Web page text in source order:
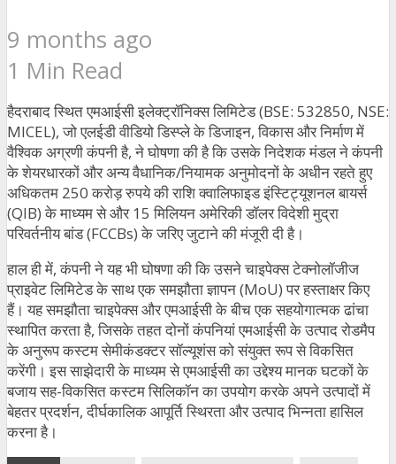
9 months ago
1 Min Read
हैदराबाद स्थित एमआईसी इलेक्ट्रॉनिक्स लिमिटेड (BSE: 532850, NSE:
MICEL), जो एलईडी वीडियो डिस्प्ले के डिजाइन, विकास और निर्माण में
वैश्विक अग्रणी कंपनी है, ने घोषणा की है कि उसके निदेशकमंडल ने कंपनी
के शेयरधारकों और अन्य वैधानिक/नियामक अनुमोदनों के अधीन रहते हुए
अधिकतम 250 करोड़ रुपये की राशि क्वालिफाइड इंस्टिट्यूशनल बायर्स
(QIB) के माध्यम से और 15 मिलियन अमेरिकी डॉलर विदेशी मुद्रा
परिवर्तनीय बांड (FCCBs) के जरिए जुटाने की मंजूरी दी है।
हाल ही में, कंपनी ने यह भी घोषणा की कि उसने चाइपेक्स टेक्नोलॉजीज
प्राइवेट लिमिटेड के साथ एक समझौता ज्ञापन (MoU) पर हस्ताक्षर किए
हैं। यह समझौता चाइपेक्स और एमआईसी के बीच एक सहयोगात्मक ढांचा
स्थापित करता है, जिसके तहत दोनों कंपनियां एमआईसी के उत्पाद रोडमैप
के अनुरूप कस्टम सेमीकंडक्टर सॉल्यूशंस को संयुक्त रूप से विकसित
करेंगी। इस साझेदारी के माध्यम से एमआईसी का उद्देश्य मानक घटकों के
बजाय सह-विकसित कस्टम सिलिकॉन का उपयोग करके अपने उत्पादों में
बेहतर प्रदर्शन, दीर्घकालिक आपूर्ति स्थिरता और उत्पाद भिन्नता हासिल
करना है।